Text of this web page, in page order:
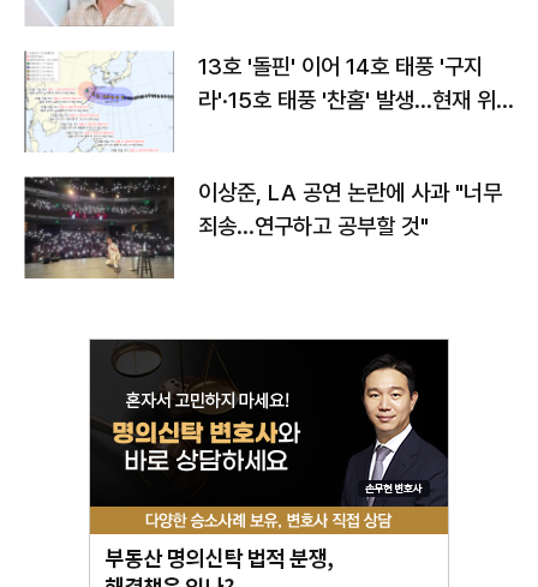
13호 '돌핀' 이어 14호 태풍 '구지
라'·15호 태풍 '찬홈' 발생…현재 위
이상준, LA 공연 논란에 사과 "너무
죄송…연구하고 공부할 것"